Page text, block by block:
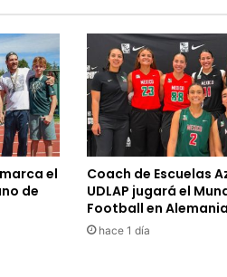
el
de
Coach de Escuelas
UDLAP jugará el
Football en Alemania
hace 1 día